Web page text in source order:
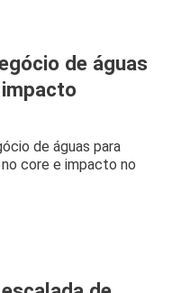
de águas
de águas para
core e impacto no